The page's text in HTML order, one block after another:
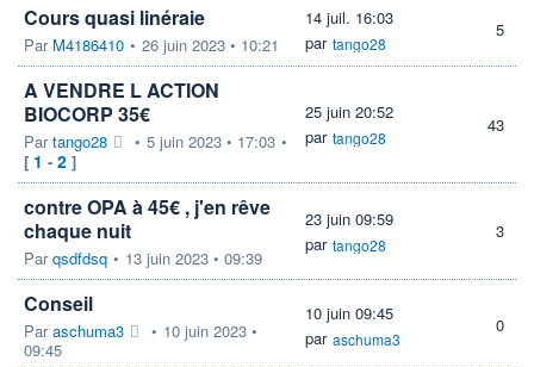
Cours quasi linéraie
Par M4186410 • 26 juin 2023 • 10:21
14 juil. 16:03
par tango28
5
A VENDRE L ACTION
BIOCORP 35€
Partango28 • 5 juin 2023 • 17:03 •
[ 1 - 2 ]
25 juin 20:52
par tango28
43
contre OPA à 45€ , j'en rêve
chaque nuit
Parqsdfdsq • 13 juin 2023 • 09:39
23 juin 09:59
par tango28
3
Conseil
Paraschuma3 • 10 juin 2023 •
09:45
10 juin 09:45
par aschuma3
0